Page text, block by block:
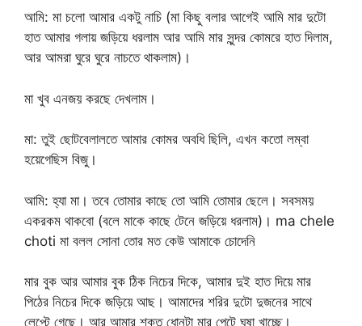
আমি: মা চলো আমার একটু নাচি (মা কিছু বলার আগেই আমি মার দুটো
হাত আমার গলায় জড়িয়ে ধরলাম আর আমি মার সুন্দর কোমরে হাত দিলাম,
আর আমরা ঘুরে ঘুরে নাচতে থাকলাম)।
মা খুব এনজয় করছে দেখলাম।
মা: তুই ছোটবেলালতে আমার কোমর অবধি ছিলি, এখন কতো লম্বা
হয়েগেছিস বিজু।
আমি: হ্যা মা। তবে তোমার কাছে তো আমি তোমার ছেলে। সবসময়
একরকম থাকবো (বলে মাকে কাছে টেনে জড়িয়ে ধরলাম)। ma chele
choti মা বলল সোনা তোর মত কেউ আমাকে চোদেনি
মার বুক আর আমার বুক ঠিক নিচের দিকে, আমার দুই হাত দিয়ে মার
পিঠের নিচের দিকে জড়িয়ে আছ। আমাদের শরির দুটো দুজনের সাথে
লেপ্টে গেছে। আর আমার শক্ত ধোনটা মার পেটে ঘষা খাচ্ছে।